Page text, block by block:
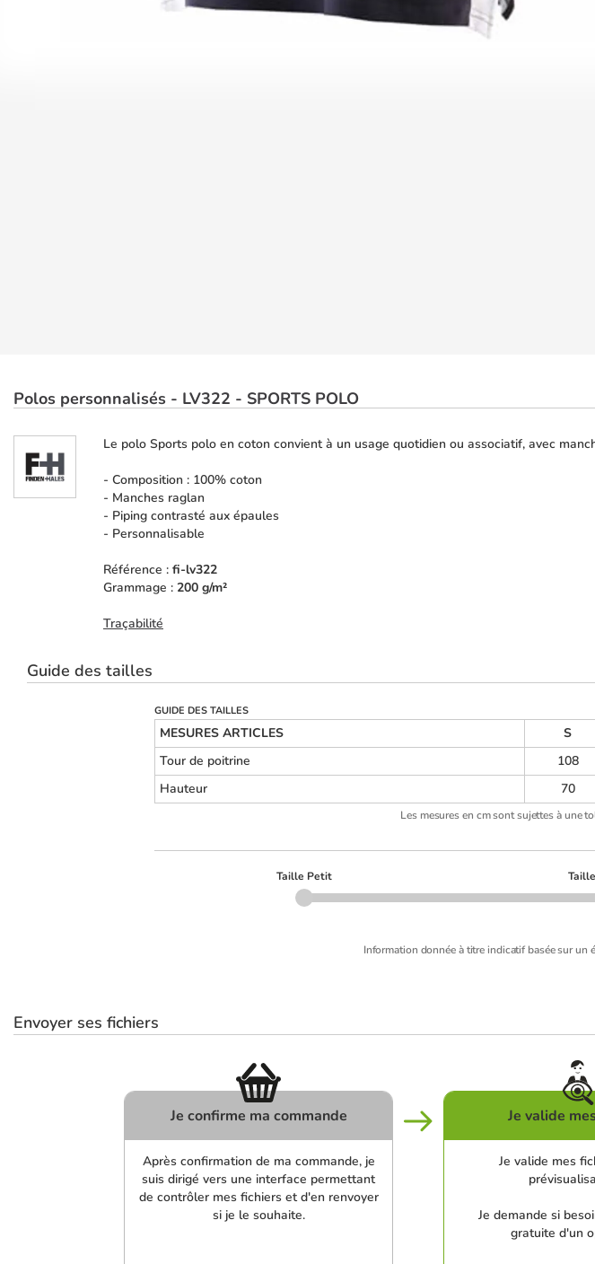
Polos personnalisés - LV322 - SPORTS POLO
Le polo Sports polo en coton convient à un usage quotidien ou associatif, avec
- Composition : 100% coton
- Manches raglan
- Piping contrasté aux épaules
- Personnalisable
Référence : fi-lv322
Grammage : 200 g/m²
Traçabilité
Guide des tailles
GUIDE DES TAILLES
MESURES ARTICLES S
Tour de poitrine
108
Hauteur
70
Les mesures en cm sont sujettes à une
Taille Petit
Information donnée à titre indicatif basée sur
Envoyer ses fichiers
Je confirme ma commande
Après confirmation de ma commande, je
suis dirigé vers une interface permettant
de contrôler mes fichiers et d'en renvoyer
si je le souhaite.
Je valide
Je valide mes
Je demande si
gratuite d'un